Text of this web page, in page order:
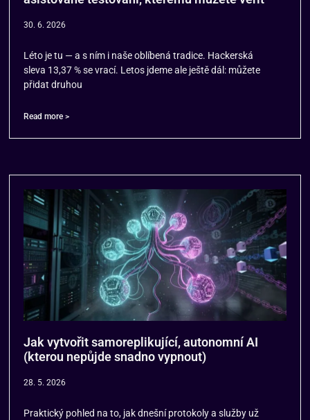
30. 6. 2026
Léto je tu — a s ním i naše oblíbená tradice. Hackerská
sleva 13,37 % se vrací. Letos jdeme ale ještě dál: můžete
přidat druhou
Read more >
Jak vytvořit samoreplikující, autonomní AI
(kterou nepůjde snadno vypnout)
28. 5. 2026
Praktický pohled na to, jak dnešní protokoly a služby už